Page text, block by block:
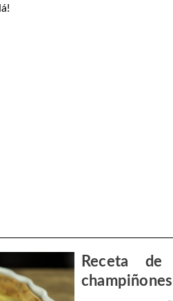
Receta
champiñones